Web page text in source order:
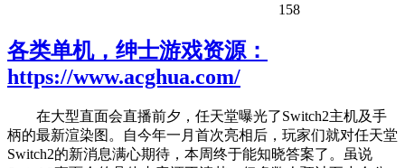
158
各类单机，绅士游戏资源：
https://www.acghua.com/
在大型直面会直播前夕，任天堂曝光了Switch2主机及手
柄的最新渲染图。自今年一月首次亮相后，玩家们就对任天堂
Switch2的新消息满心期待，本周终于能知晓答案了。虽说